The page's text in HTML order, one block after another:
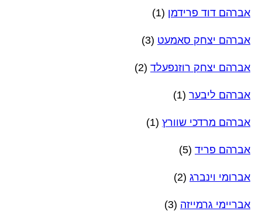
אברהם דוד פרידמן (1)
אברהם יצחק סאמעט (3)
אברהם יצחק רוזנפעלד (2)
אברהם ליבער (1)
אברהם מרדכי שוורץ (1)
אברהם פריד (5)
אברומי וינברג (2)
אבריימי גרמייזה (3)